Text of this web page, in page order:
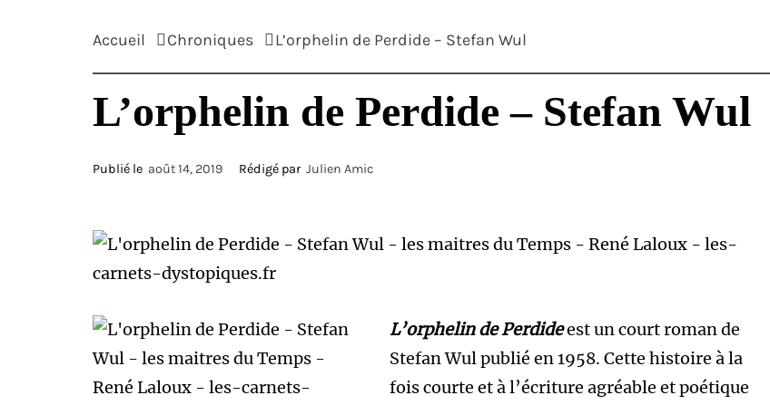
Accueil Chroniques L’orphelin de Perdide – Stefan Wul
L’orphelin de Perdide – Stefan Wul
Publié le août 14, 2019 Rédigé par Julien Amic
L’orphelin de Perdideest un court roman de
Stefan Wul publié en 1958. Cette histoire à la
fois courte et à l’écriture agréable et poétique